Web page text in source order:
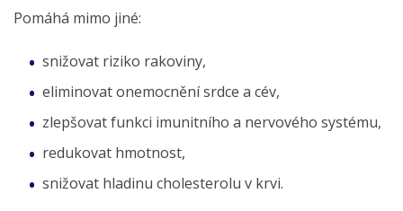
Pomáhá mimo jiné:
snižovat riziko rakoviny,
eliminovat onemocnění srdce a cév,
zlepšovat funkci imunitního a nervového systému,
redukovat hmotnost,
snižovat hladinu cholesterolu v krvi.